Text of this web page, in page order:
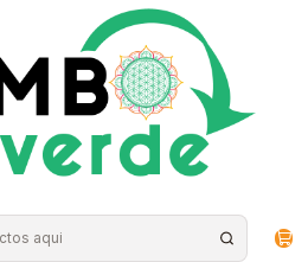
los 59.990 en la provincia de Santiago